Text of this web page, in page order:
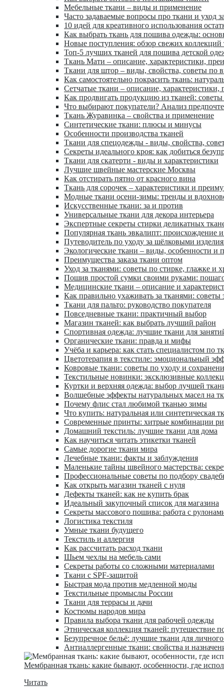
Мебельные ткани – виды и применение
Часто задаваемые вопросы про ткани и уход
10 идей для креативного использования
Как выбрать ткань для пошива одежды:
Новые поступления: обзор свежих коллекций
Топ-5 лучших тканей для пошива детской
Ткань Мати – описание, характеристики,
Ткани для штор – виды, свойства, советы по
Как самостоятельно покрасить ткань:
Сетчатые ткани – описание, характеристики,
Как продвигать продукцию из тканей: советы
Что выбирают покупатели? Анализ
Ткань Журавинка – свойства и применение
Синтетические ткани: плюсы и минусы
Особенности производства тканей
Ткани для спецодежды - виды, свойства,
Секреты идеального кроя: как добиться
Ткани для скатерти - виды и характеристики
Лучшие швейные мастерские Москвы
Как отстирать пятно от красного вина
Ткань для сорочек – характеристики и
Модные ткани осени-зимы: тренды и
Искусственные ткани: за и против
Универсальные ткани для декора интерьера
Экспертные секреты стирки деликатных
Популярная ткань эвкалипт: происхождение и
Путеводитель по уходу за шёлковыми
Экологические ткани – виды, особенности и
Преимущества заказа ткани оптом
Уход за тканями: советы по стирке, глажке и
Пошив простой сумки своими руками:
Медицинские ткани – описание и
Как правильно ухаживать за тканями: советы
Ткани для пальто: руководство покупателя
Повседневные ткани: практичный выбор
Магазин тканей: как выбрать лучший район
Спортивная одежда: лучшие ткани для
Органические ткани: правда и мифы
Учёба и карьера: как стать специалистом по
Цветотерапия в текстиле: эмоциональный
Ковровые ткани: советы по уходу и
Текстильные новинки: эксклюзивные
Куртки и верхняя одежда: выбор лучшей
Волшебные эффекты натуральных масел на
Почему флис стал любимой тканью зимы
Что купить: натуральная или синтетическая
Современные принты: хитрые комбинации
Домашний текстиль: лучшие ткани для дома
Как научиться читать этикетки тканей
Самые дорогие ткани мира
Лечебные ткани: факты и заблуждения
Маленькие тайны швейного мастерства:
Профессиональные советы по подбору
Как открыть магазин тканей с нуля
Дефекты тканей: как не купить брак
Идеальный закупочный список для магазина
Секреты массового пошива: работа с
Логистика текстиля
Умные ткани будущего
Текстиль и аллергия
Как рассчитать расход ткани
Шьем чехлы на мебель сами
Секреты работы со сложными материалами
Ткани с SPF-защитой
Быстрая мода против медленной моды
Текстильные промыслы России
Ткани для террасы и дачи
Костюмы народов мира
Правила выбора ткани для рабочей одежды
Этническая коллекция тканей: путешествие
Безупречное бельё: лучшие ткани для
Антиаллергенные ткани: свойства и
Мембранная ткань: какие бывают, особенности, где
Читать